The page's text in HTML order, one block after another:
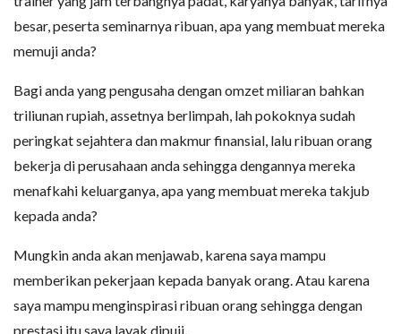
besar, peserta seminarnya ribuan, apa yang membuat mereka
memuji anda?
Bagi anda yang pengusaha dengan omzet miliaran bahkan
triliunan rupiah, assetnya berlimpah, lah pokoknya sudah
peringkat sejahtera dan makmur finansial, lalu ribuan orang
bekerja di perusahaan anda sehingga dengannya mereka
menafkahi keluarganya, apa yang membuat mereka takjub
kepada anda?
Mungkin anda akan menjawab, karena saya mampu
memberikan pekerjaan kepada banyak orang. Atau karena
saya mampu menginspirasi ribuan orang sehingga dengan
prestasi itu saya layak dipuji.